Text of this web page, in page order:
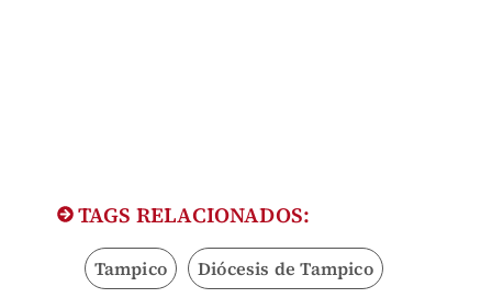
TAGS RELACIONADOS:
Tampico Diócesis de Tampico